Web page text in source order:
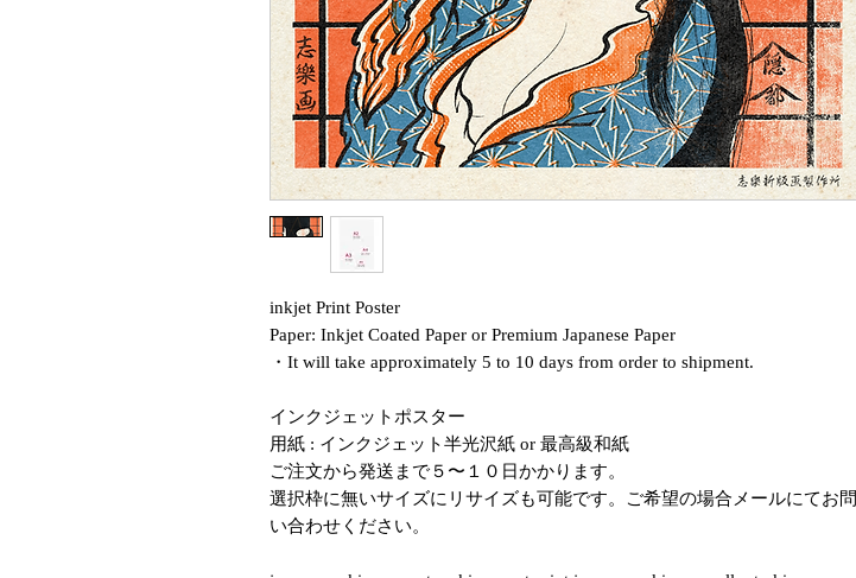
inkjet Print Poster
Paper: Inkjet Coated Paper or Premium Japanese Paper
・It will take approximately 5 to 10 days from order to shipment.
インクジェットポスター
用紙 : インクジェット半光沢紙 or 最高級和紙
ご注文から発送まで５〜１０日かかります。
選択枠に無いサイズにリサイズも可能です。ご希望の場合メールにてお問
い合わせください。